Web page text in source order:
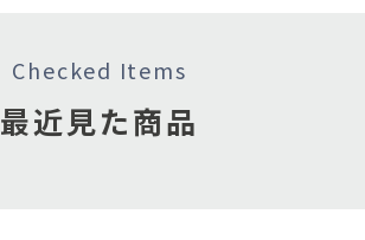
Checked Items
最近見た商品